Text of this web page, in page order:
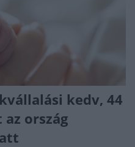
kedv, 44
ország